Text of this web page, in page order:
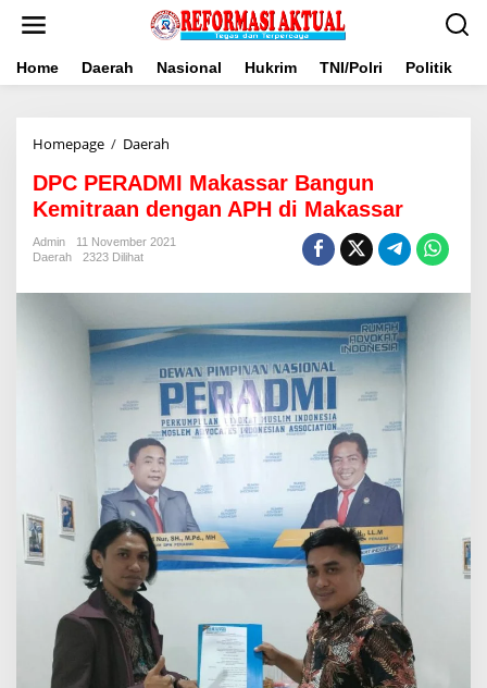
Home Daerah Nasional Hukrim TNI/Polri Politik
Homepage / Daerah
Makassar
Bangun
Kemitraan
dengan
Makassar
DPC PERADMI Makassar Bangun
Kemitraan dengan APH di Makassar
Admin
11 November 2021
Daerah
2323 Dilihat